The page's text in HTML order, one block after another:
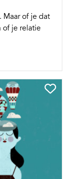
Maar of je dat
of je relatie